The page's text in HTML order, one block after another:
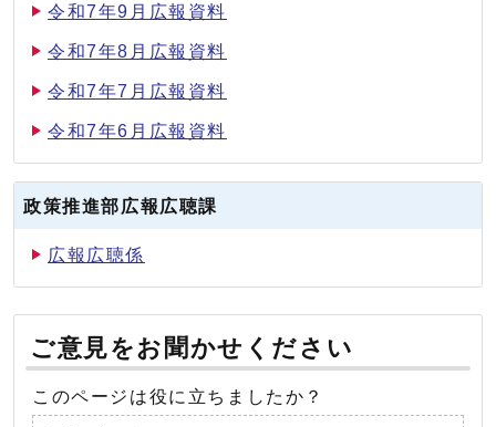
令和7年9月広報資料
令和7年8月広報資料
令和7年7月広報資料
令和7年6月広報資料
政策推進部広報広聴課
広報広聴係
ご意見をお聞かせください
このページは役に立ちましたか？